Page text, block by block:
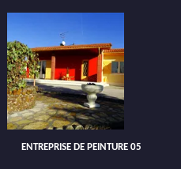
ENTREPRISE DE PEINTURE 05